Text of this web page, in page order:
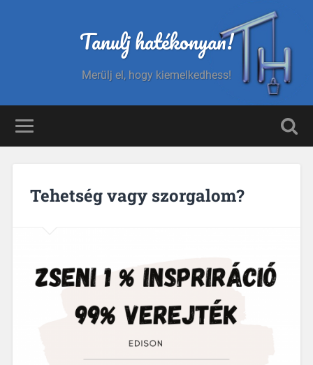
Tanulj hatékonyan!
Merülj el, hogy kiemelkedhess!
Tehetség vagy szorgalom?